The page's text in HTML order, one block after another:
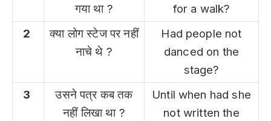
गया था ?
for a walk?
2
क्या लोग स्टेज पर नहीं
नाचे थे ?
Had people not
danced on the
stage?
3
उसने पत्र कब तक
नहीं लिखा था ?
Until when had she
not written the